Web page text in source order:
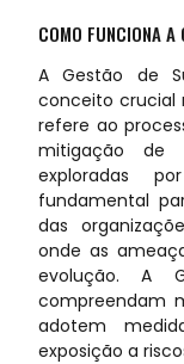
COMO FUNCIONA A
A Gestão de
conceito crucial
refere ao
mitigação de
exploradas
fundamental
das
onde as
evolução. A
compreendam
adotem
exposição a